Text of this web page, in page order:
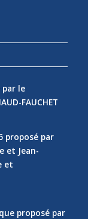
par le
FAUCHET
proposé par
et Jean-
et
proposé par